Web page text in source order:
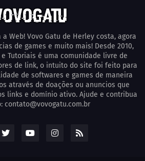
a Web! Vovo Gatu de Herley costa, agora
de games e muito mais! Desde 2010,
e Tutoriais é uma comunidade livre de
de link, o intuito do site foi feito para
de softwares e games de maneira
através de doações ou anuncios que
links e domínio ativo. Ajude e contribua
contato@vovogatu.com.br